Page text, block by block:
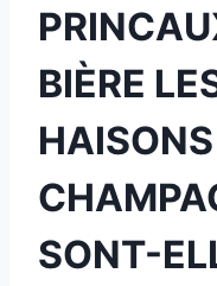
BIÈRE
SONT-